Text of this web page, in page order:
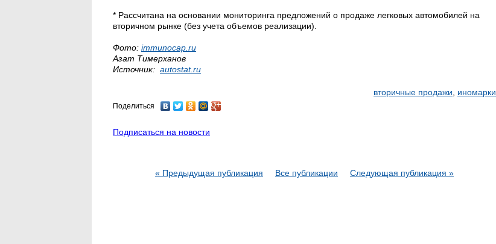
* Рассчитана на основании мониторинга предложений о продаже легковых автомобилей на
вторичном рынке (без учета объемов реализации).
Фото: immunocap.ru
Азат Тимерханов
Источник: autostat.ru
вторичные продажи иномарки
Поделиться
Подписаться на новости
« Предыдущая публикация Все публикации Следующая публикация »